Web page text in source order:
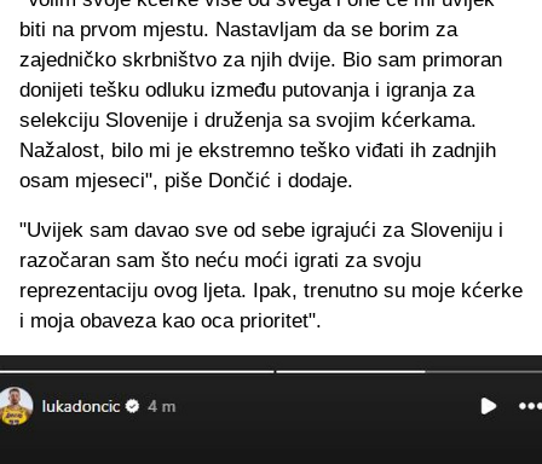
biti na prvom mjestu. Nastavljam da se borim za
zajedničko skrbništvo za njih dvije. Bio sam primoran
donijeti tešku odluku između putovanja i igranja za
selekciju Slovenije i druženja sa svojim kćerkama.
Nažalost, bilo mi je ekstremno teško viđati ih zadnjih
osam mjeseci", piše Dončić i dodaje.
"Uvijek sam davao sve od sebe igrajući za Sloveniju i
razočaran sam što neću moći igrati za svoju
reprezentaciju ovog ljeta. Ipak, trenutno su moje kćerke
i moja obaveza kao oca prioritet".